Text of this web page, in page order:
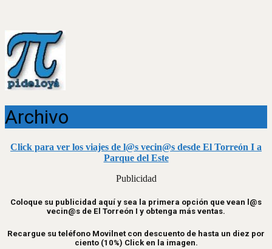
Archivo
Click para ver los viajes de l@s vecin@s desde El Torreón I a
Parque del Este
Publicidad
Coloque su publicidad aquí y sea la primera opción que vean l@s
vecin@s de El Torreón I y obtenga más ventas.
Recargue su teléfono Movilnet con descuento de hasta un diez por
ciento (10%) Click en la imagen.